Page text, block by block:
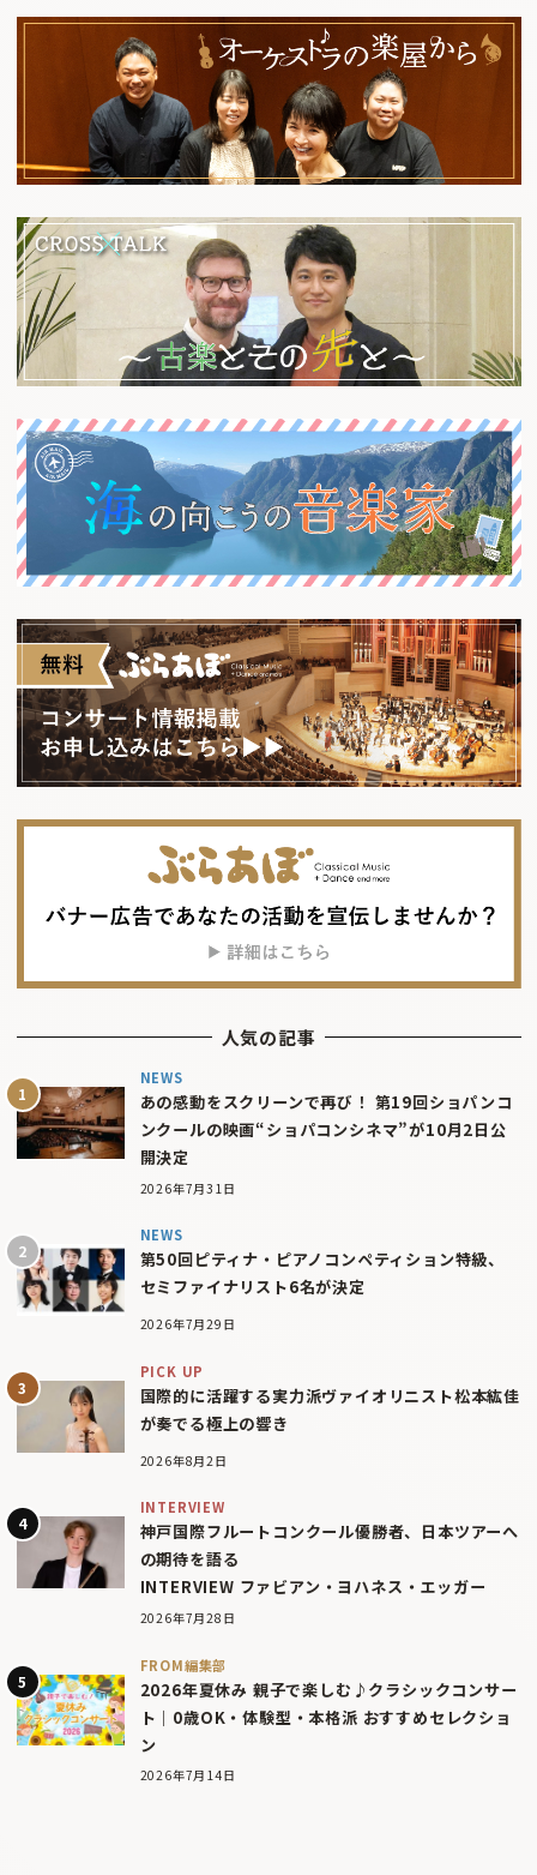
人気の記事
NEWS
あの感動をスクリーンで再び！ 第19回ショパンコ
ンクールの映画“ショパコンシネマ”が10月2日公
開決定
2026年7月31日
NEWS
第50回ピティナ・ピアノコンペティション特級、
セミファイナリスト6名が決定
2026年7月29日
PICK UP
国際的に活躍する実力派ヴァイオリニスト松本紘佳
が奏でる極上の響き
2026年8月2日
INTERVIEW
神戸国際フルートコンクール優勝者、日本ツアーへ
の期待を語る
INTERVIEW ファビアン・ヨハネス・エッガー
2026年7月28日
FROM編集部
2026年夏休み 親子で楽しむ♪クラシックコンサー
ト｜0歳OK・体験型・本格派 おすすめセレクショ
ン
2026年7月14日